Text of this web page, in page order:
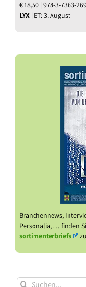
€ 18,50 | 978-3-7363-
LYX | ET: 3. August
Branchennews,
Personalia, … finden
sortimenterbriefs
Suche